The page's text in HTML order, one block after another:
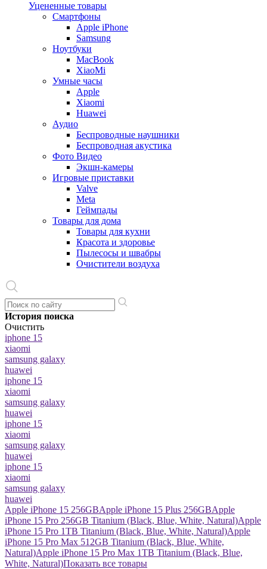
Уцененные товары
Cмартфоны
Apple iPhone
Samsung
Ноутбуки
MacBook
XiaoMi
Умные часы
Apple
Xiaomi
Huawei
Аудио
Беспроводные наушники
Беспроводная акустика
Фото Видео
Экшн-камеры
Игровые приставки
Valve
Meta
Геймпады
Товары для дома
Товары для кухни
Красота и здоровье
Пылесосы и швабры
Очистители воздуха
История поиска
Очистить
iphone 15
xiaomi
samsung galaxy
huawei
iphone 15
xiaomi
samsung galaxy
huawei
iphone 15
xiaomi
samsung galaxy
huawei
iphone 15
xiaomi
samsung galaxy
huawei
Apple iPhone 15 256GBApple iPhone 15 Plus 256GBApple
iPhone 15 Pro 256GB Titanium (Black, Blue, White, Natural)Apple
iPhone 15 Pro 1TB Titanium (Black, Blue, White, Natural)Apple
iPhone 15 Pro Max 512GB Titanium (Black, Blue, White,
Natural)Apple iPhone 15 Pro Max 1TB Titanium (Black, Blue,
White, Natural)Показать все товары